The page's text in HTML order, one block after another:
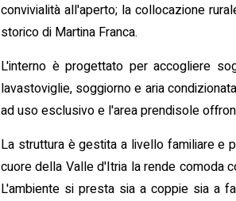
convivialità all'aperto; la collocazione
storico di Martina Franca.
L'interno è progettato per accogliere
lavastoviglie, soggiorno e aria
ad uso esclusivo e l'area prendisole
La struttura è gestita a livello familiare e
cuore della Valle d'Itria la rende comoda
L'ambiente si presta sia a coppie sia a